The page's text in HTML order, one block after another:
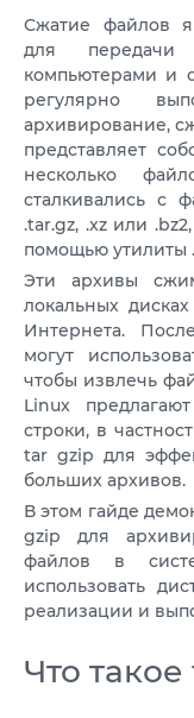
VPS КИПР
VPS США >
VPS
VPS
VPS
VPS
VPS
VPS
VPS
VPS
VPS
VPS
VPS
VPS
ШВЕЦІЯ
10 GBPS VPS
СЛУЖБА
КОЛОКЕЙШН
RU
Сжатие файлов
для
компьютерами и
регулярно
архивирование,
представляет
несколько
сталкивались с
.tar.gz, .xz или
помощью утилиты
Эти архивы
локальных
Интернета.
могут
чтобы извлечь
Linux
строки, в
tar gzip для
больших архивов.
В этом гайде
gzip для
файлов в
использовать
реализации и
Что такое